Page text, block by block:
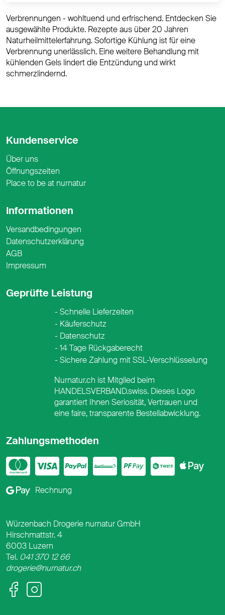
Versand dieser Arzneimittel ist jedoch nicht zulässig.
Gerne können Sie das entsprechende Medikament
persönlich bei uns in der nurnatur Drogerie in Luzern
abholen. Wir freuen uns auf Ihren Besuch.
Verbrennungen - wohltuend und erfrischend. Entdecken Sie
ausgewählte Produkte. Rezepte aus über 20 Jahren
Naturheilmittelerfahrung. Sofortige Kühlung ist für eine
Verbrennung unerlässlich. Eine weitere Behandlung mit
kühlenden Gels lindert die Entzündung und wirkt
schmerzlindernd.
Kundenservice
Über uns
Öffnungszeiten
Place to be at nurnatur
Informationen
Versandbedingungen
Datenschutzerklärung
AGB
Impressum
Geprüfte Leistung
Schnelle Lieferzeiten
Käuferschutz
Datenschutz
14 Tage Rückgaberecht
Sichere Zahlung mit SSL-Verschlüsselung
Zahlungsmethoden
Mastercard
VisaPayPal
PostFinance
Twint
Google Pay
Rechnung
Nurnatur.ch ist Mitglied beim
HANDELSVERBAND.swiss. Dieses Logo
garantiert Ihnen Seriosität, Vertrauen und
eine faire, transparente Bestellabwicklung.
Facebook
Instagram
Würzenbach Drogerie nurnatur GmbH
Hirschmattstr. 4
6003 Luzern
Tel. 041 370 12 66
drogerie@nurnatur.ch